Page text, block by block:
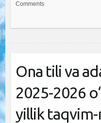
Comments
Ona tili va
2025-2026
yillik taqvim-